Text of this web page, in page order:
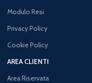
Modulo Resi
Privacy Policy
Cookie Policy
AREA CLIENTI
Area Riservata